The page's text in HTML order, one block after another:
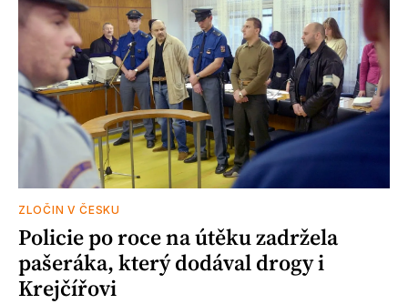
ZLOČIN V ČESKU
Policie po roce na útěku zadržela
pašeráka, který dodával drogy i
Krejčířovi